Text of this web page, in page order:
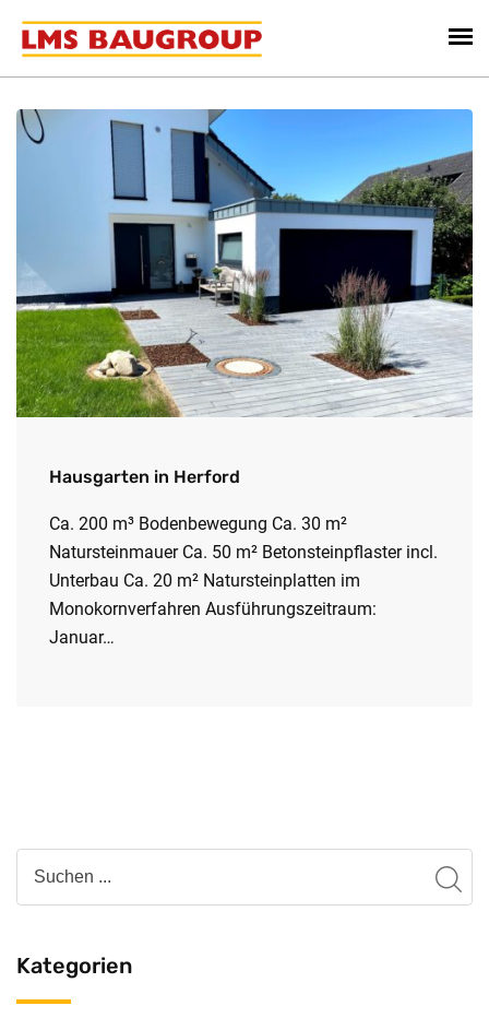
Hausgarten in Herford
Ca. 200 m³ Bodenbewegung Ca. 30 m²
Natursteinmauer Ca. 50 m² Betonsteinpflaster incl.
Unterbau Ca. 20 m² Natursteinplatten im
Monokornverfahren Ausführungszeitraum:
Januar…
Kategorien